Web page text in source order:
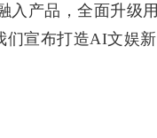
入产品，全面升级用
们宣布打造AI文娱新